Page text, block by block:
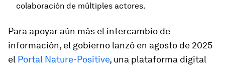
colaboración de múltiples actores.
Para apoyar aún más el intercambio de
información, el gobierno lanzó en agosto de 2025
el Portal Nature-Positive, una plataforma digital